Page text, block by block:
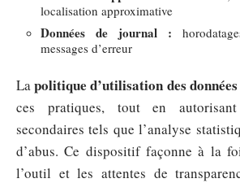
localisation approximative
Données de journal :
messages d’erreur
Lapolitique d’utilisation des données
ces pratiques, tout en
secondaires tels que l’analyse
d’abus. Ce dispositif façonne à la
l’outil et les attentes de